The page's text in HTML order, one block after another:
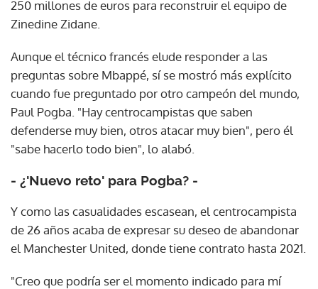
250 millones de euros para reconstruir el equipo de
Zinedine Zidane.
Aunque el técnico francés elude responder a las
preguntas sobre Mbappé, sí se mostró más explícito
cuando fue preguntado por otro campeón del mundo,
Paul Pogba. "Hay centrocampistas que saben
defenderse muy bien, otros atacar muy bien", pero él
"sabe hacerlo todo bien", lo alabó.
- ¿'Nuevo reto' para Pogba? -
Y como las casualidades escasean, el centrocampista
de 26 años acaba de expresar su deseo de abandonar
el Manchester United, donde tiene contrato hasta 2021.
"Creo que podría ser el momento indicado para mí